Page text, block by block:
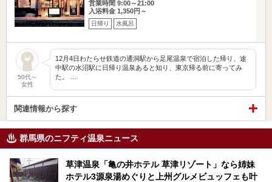
営業時間 9:00～21:00
入浴料金 1,350円～
日帰り 水風呂
50代～
女性
12月4日わたらせ鉄道の通洞駅から足尾温泉で宿泊した帰り、途
中駅の水沼駅に日帰り温泉あると知り、東京帰る前に寄ってみ
た。 …
関連情報から探す
群馬県のニフティ温泉ニュース
草津温泉「亀の井ホテル 草津リゾート」なら姉妹
ホテル3源泉湯めぐりと上州グルメビュッフェも叶